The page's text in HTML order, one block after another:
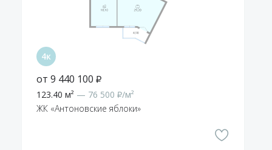
от 9 440 100 ₽
123.40 м² — 76 500 ₽/м²
ЖК «Антоновские яблоки»